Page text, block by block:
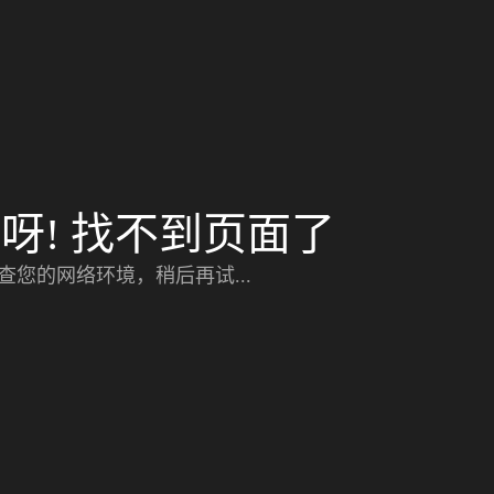
! 找不到页面了
您的网络环境，稍后再试...